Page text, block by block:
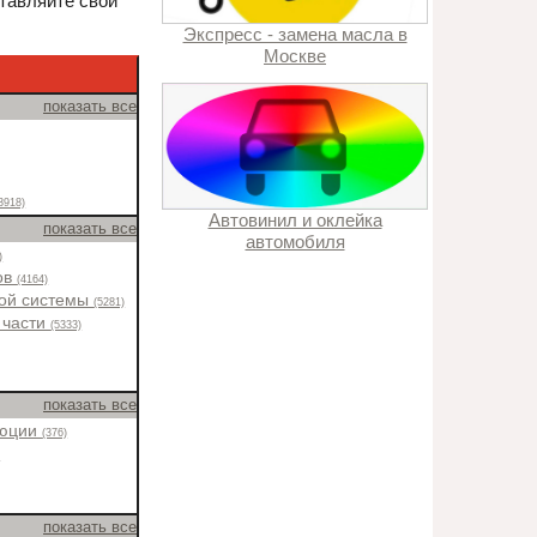
показать все
показать все
(4164)
системы(5281)
(5333)
показать все
(376)
показать все
Экспресс - замена масла в
Москве
Автовинил и оклейка
автомобиля